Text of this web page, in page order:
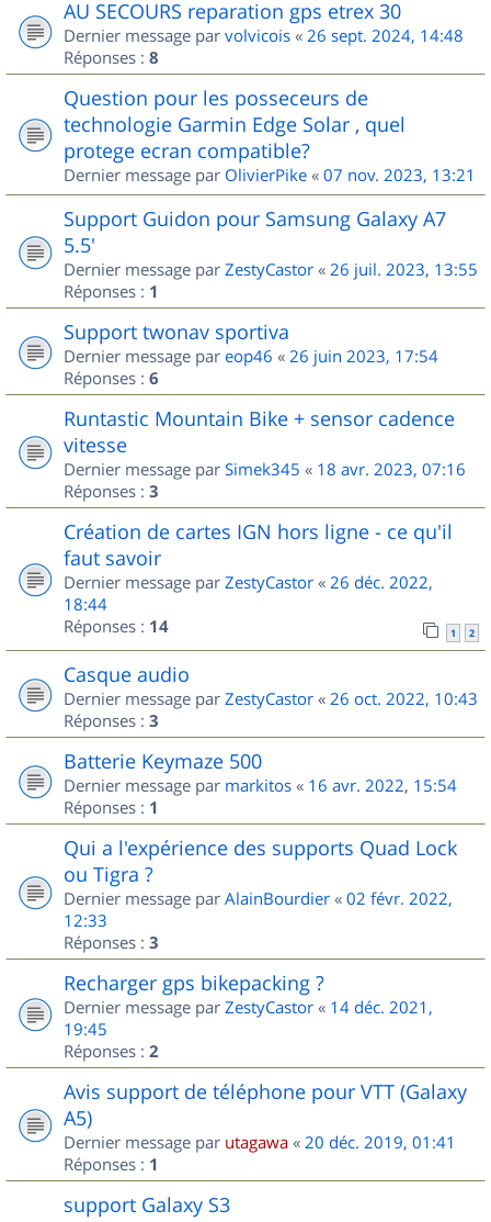
AU SECOURS reparation gps etrex 30
Dernier message par volvicois « 26 sept. 2024, 14:48
Réponses : 8
Question pour les posseceurs de
technologie Garmin Edge Solar , quel
protege ecran compatible?
Dernier message par OlivierPike « 07 nov. 2023, 13:21
Support Guidon pour Samsung Galaxy A7
5.5'
Dernier message par ZestyCastor « 26 juil. 2023, 13:55
Réponses : 1
Support twonav sportiva
Dernier message par eop46 « 26 juin 2023, 17:54
Réponses : 6
Runtastic Mountain Bike + sensor cadence
vitesse
Dernier message par Simek345 « 18 avr. 2023, 07:16
Réponses : 3
Création de cartes IGN hors ligne - ce qu'il
faut savoir
Dernier message par ZestyCastor « 26 déc. 2022,
18:44
Réponses : 14 1 2
Casque audio
Dernier message par ZestyCastor « 26 oct. 2022, 10:43
Réponses : 3
Batterie Keymaze 500
Dernier message par markitos « 16 avr. 2022, 15:54
Réponses : 1
Qui a l'expérience des supports Quad Lock
ou Tigra ?
Dernier message par AlainBourdier « 02 févr. 2022,
12:33
Réponses : 3
Recharger gps bikepacking ?
Dernier message par ZestyCastor « 14 déc. 2021,
19:45
Réponses : 2
Avis support de téléphone pour VTT (Galaxy
A5)
Dernier message par utagawa « 20 déc. 2019, 01:41
Réponses : 1
support Galaxy S3